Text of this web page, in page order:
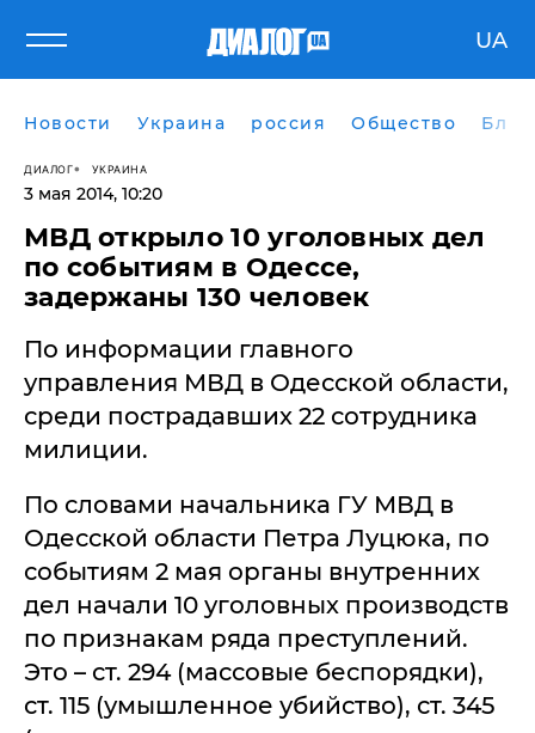
UA
Новости Украина россия Общество
ДИАЛОГ УКРАИНА
3 мая 2014, 10:20
МВД открыло 10 уголовных дел
по событиям в Одессе,
задержаны 130 человек
По информации главного
управления МВД в Одесской области,
среди пострадавших 22 сотрудника
милиции.
По словами начальника ГУ МВД в
Одесской области Петра Луцюка, по
событиям 2 мая органы внутренних
дел начали 10 уголовных производств
по признакам ряда преступлений.
Это – ст. 294 (массовые беспорядки),
ст. 115 (умышленное убийство), ст. 345